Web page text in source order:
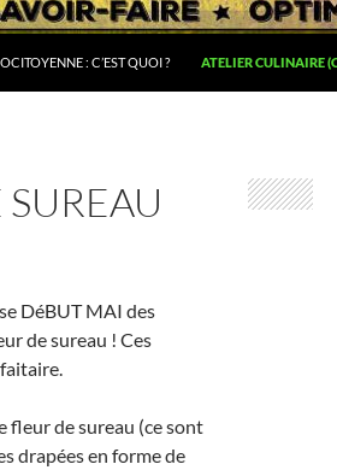
: C’EST QUOI ? ATELIER CULINAIRE
DéBUT MAI des
de sureau ! Ces
fleur de sureau (ce sont
drapées en forme de